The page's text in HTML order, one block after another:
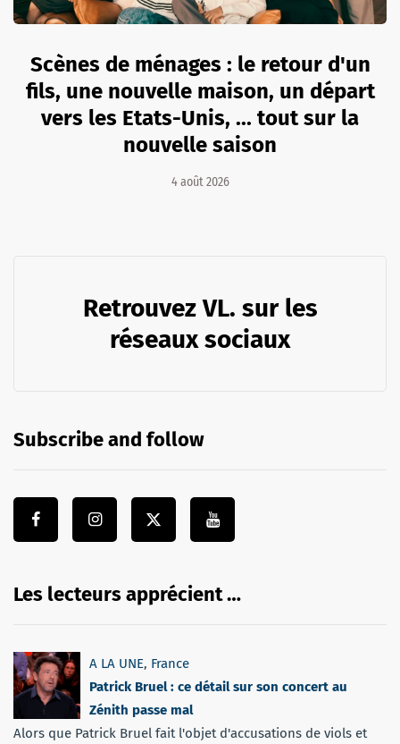
Scènes de ménages : le retour d'un
fils, une nouvelle maison, un départ
vers les Etats-Unis, ... tout sur la
nouvelle saison
4 août 2026
Retrouvez VL. sur les
réseaux sociaux
Subscribe and follow
Les lecteurs apprécient …
A LA UNE, France
Patrick Bruel : ce détail sur son concert au
Zénith passe mal
Alors que Patrick Bruel fait l'objet d'accusations de viols et